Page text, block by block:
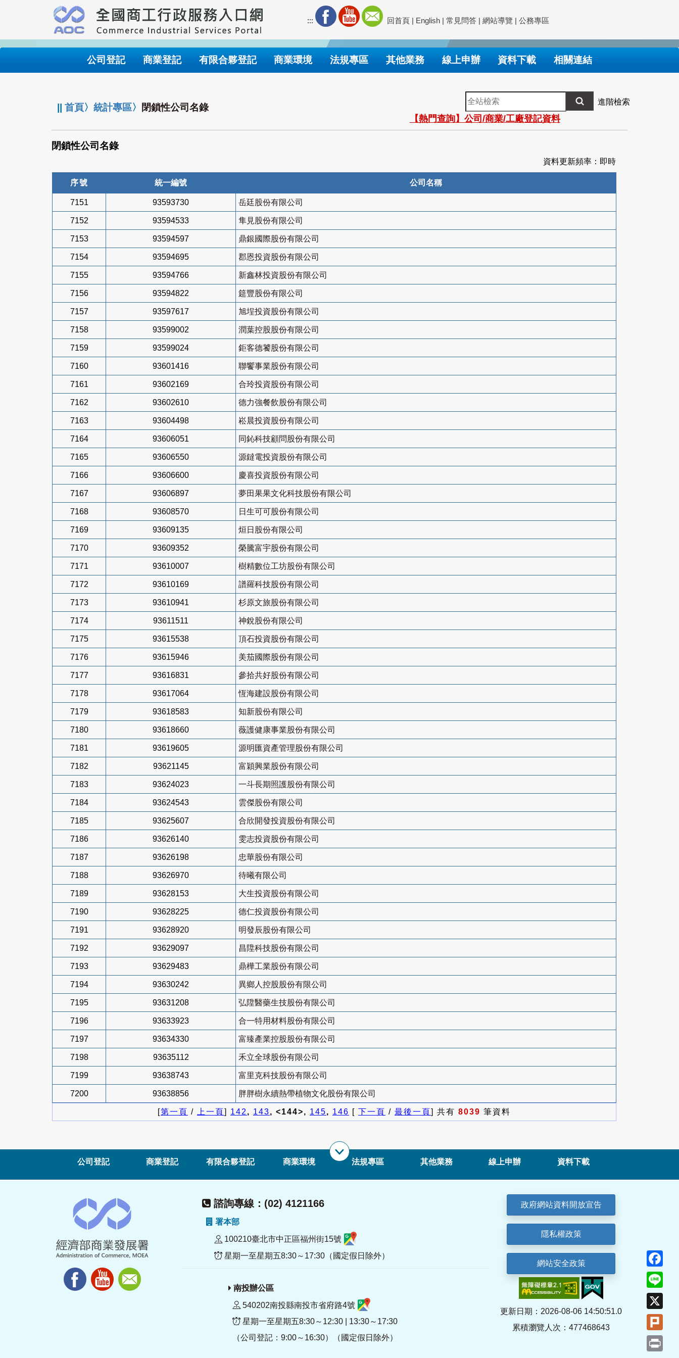
要
內
::: 回首頁 | English | 常見問答 | 網站導覽 | 公務專區
公司登記 商業登記 有限合夥登記 商業環境 法規專區 其他業務 線上申辦 資料下載 相關連結
||首頁〉統計專區〉 閉鎖性公司名錄
全
站
檢
索
進階檢索
【熱門查詢】公司/商業/工廠登記資料
閉鎖性公司名錄
資料更新頻率：即時
序號 統一編號 公司名稱
7151 93593730 岳廷股份有限公司
7152 93594533 隼見股份有限公司
7153 93594597 鼎銀國際股份有限公司
7154 93594695 郡恩投資股份有限公司
7155 93594766 新鑫林投資股份有限公司
7156 93594822 筵豐股份有限公司
7157 93597617 旭埕投資股份有限公司
7158 93599002 潤葉控股股份有限公司
7159 93599024 鉅客德饕股份有限公司
7160 93601416 聯饗事業股份有限公司
7161 93602169 合玲投資股份有限公司
7162 93602610 德力強餐飲股份有限公司
7163 93604498 崧晨投資股份有限公司
7164 93606051 同鈊科技顧問股份有限公司
7165 93606550 源鐽電投資股份有限公司
7166 93606600 慶喜投資股份有限公司
7167 93606897 夢田果果文化科技股份有限公司
7168 93608570 日生可可股份有限公司
7169 93609135 烜日股份有限公司
7170 93609352 榮騰富宇股份有限公司
7171 93610007 樹精數位工坊股份有限公司
7172 93610169 譜羅科技股份有限公司
7173 93610941 杉原文旅股份有限公司
7174 93611511 神銳股份有限公司
7175 93615538 頂石投資股份有限公司
7176 93615946 美茄國際股份有限公司
7177 93616831 參拾共好股份有限公司
7178 93617064 恆海建設股份有限公司
7179 93618583 知新股份有限公司
7180 93618660 薇護健康事業股份有限公司
7181 93619605 源明匯資產管理股份有限公司
7182 93621145 富穎興業股份有限公司
7183 93624023 一斗長期照護股份有限公司
7184 93624543 雲傑股份有限公司
7185 93625607 合欣開發投資股份有限公司
7186 93626140 雯志投資股份有限公司
7187 93626198 忠華股份有限公司
7188 93626970 待曦有限公司
7189 93628153 大生投資股份有限公司
7190 93628225 德仁投資股份有限公司
7191 93628920 明發辰股份有限公司
7192 93629097 昌陞科技股份有限公司
7193 93629483 鼎樺工業股份有限公司
7194 93630242 異鄉人控股股份有限公司
7195 93631208 弘陞醫藥生技股份有限公司
7196 93633923 合一特用材料股份有限公司
7197 93634330 富臻產業控股股份有限公司
7198 93635112 禾立全球股份有限公司
7199 93638743 富里克科技股份有限公司
7200 93638856 胖胖樹永續熱帶植物文化股份有限公司
[第一頁 / 上一頁] 142, 143, <144>, 145, 146 [ 下一頁 / 最後一頁] 共有 8039 筆資料
公司登記 商業登記 有限合夥登記 商業環境 法規專區 其他業務 線上申辦 資料下載
諮詢專線：(02) 4121166
署本部
100210臺北市中正區福州街15號
星期一至星期五8:30～17:30（國定假日除外）
南投辦公區
540202南投縣南投市省府路4號
星期一至星期五8:30～12:30 | 13:30～17:30
（公司登記：9:00～16:30）（國定假日除外）
政府網站資料開放宣告
隱私權政策
網站安全政策
更新日期：2026-08-06 14:50:51.0
累積瀏覽人次：477468643